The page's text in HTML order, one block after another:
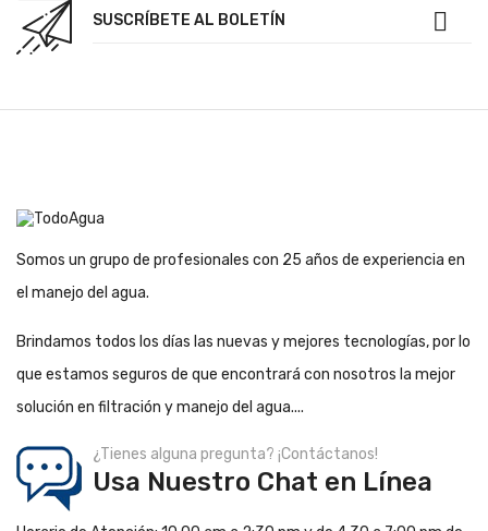
SUSCRÍBETE AL BOLETÍN

Somos un grupo de profesionales con 25 años de experiencia en
el manejo del agua.
Brindamos todos los días las nuevas y mejores tecnologías, por lo
que estamos seguros de que encontrará con nosotros la mejor
solución en filtración y manejo del agua....
¿Tienes alguna pregunta? ¡Contáctanos!
Usa Nuestro Chat en Línea